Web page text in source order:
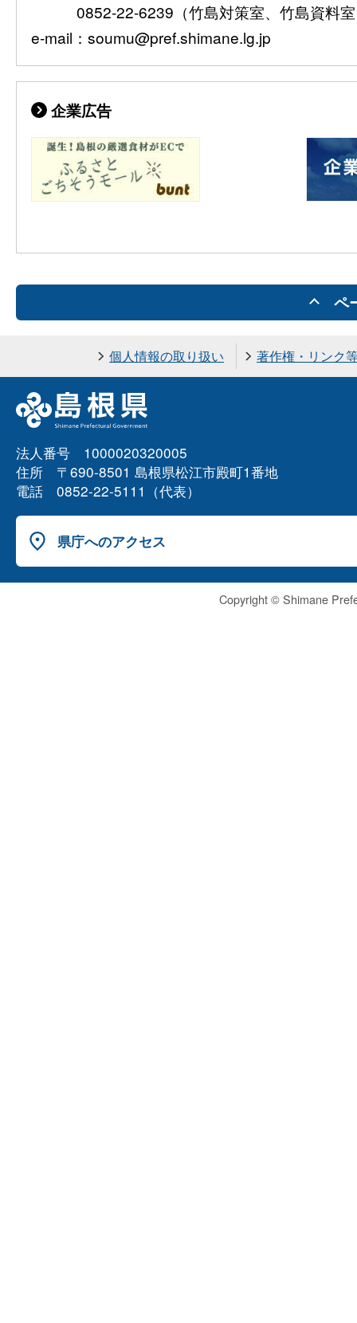
0852-22-6239（竹島対策室、竹島資料
e-mail：soumu@pref.shimane.lg.jp
企業広告
ペ
個人情報の取り扱い 著作権・リンク
法人番号 1000020320005
住所 〒690-8501 島根県松江市殿町1番地
電話 0852-22-5111（代表）
県庁へのアクセス
Copyright © Shimane